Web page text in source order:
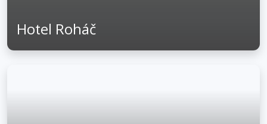
Hotel Roháč